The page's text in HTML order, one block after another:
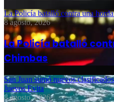
La Policía batalló contra una
8 agosto, 2026
La Policía batalló
Chimbas
San Juan sumó nuevos
Juevos Evita
8 agosto, 2026